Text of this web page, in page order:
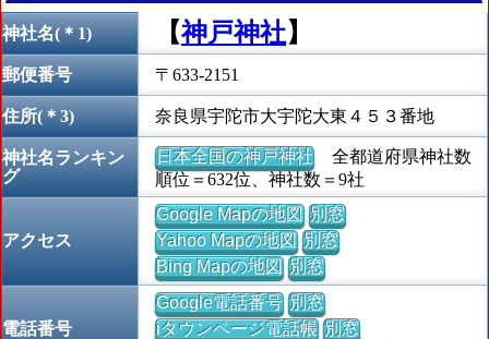
神社名(＊1) 【神戸神社】
郵便番号 〒633-2151
住所(＊3) 奈良県宇陀市大宇陀大東４５３番地
神社名ランキン
グ
日本全国の神戸神社全都道府県神社数
順位＝632位、神社数＝9社
アクセス
Google Mapの地図 別窓
Yahoo Mapの地図 別窓
Bing Mapの地図 別窓
電話番号
Google電話番号 別窓
iタウンページ電話帳 別窓